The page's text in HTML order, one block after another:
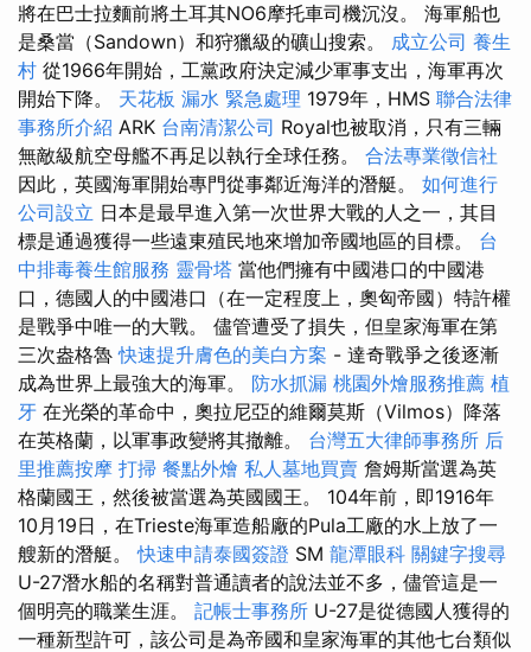
將在巴士拉麵前將土耳其NO6摩托車司機沉沒。 海軍船也
是桑當（Sandown）和狩獵級的礦山搜索。 成立公司 養生
村 從1966年開始，工黨政府決定減少軍事支出，海軍再次
開始下降。 天花板 漏水 緊急處理 1979年，HMS 聯合法律
事務所介紹 ARK 台南清潔公司 Royal也被取消，只有三輛
無敵級航空母艦不再足以執行全球任務。 合法專業徵信社
因此，英國海軍開始專門從事鄰近海洋的潛艇。 如何進行
公司設立 日本是最早進入第一次世界大戰的人之一，其目
標是通過獲得一些遠東殖民地來增加帝國地區的目標。 台
中排毒養生館服務 靈骨塔 當他們擁有中國港口的中國港
口，德國人的中國港口（在一定程度上，奧匈帝國）特許權
是戰爭中唯一的大戰。 儘管遭受了損失，但皇家海軍在第
三次盎格魯快速提升膚色的美白方案 - 達奇戰爭之後逐漸
成為世界上最強大的海軍。 防水抓漏 桃園外燴服務推薦 植
牙 在光榮的革命中，奧拉尼亞的維爾莫斯（Vilmos）降落
在英格蘭，以軍事政變將其撤離。 台灣五大律師事務所 后
里推薦按摩 打掃 餐點外燴 私人墓地買賣 詹姆斯當選為英
格蘭國王，然後被當選為英國國王。 104年前，即1916年
10月19日，在Trieste海軍造船廠的Pula工廠的水上放了一
艘新的潛艇。快速申請泰國簽證 SM 龍潭眼科 關鍵字搜尋
U-27潛水船的名稱對普通讀者的說法並不多，儘管這是一
個明亮的職業生涯。 記帳士事務所 U-27是從德國人獲得的
一種新型許可，該公司是為帝國和皇家海軍的其他七台類似